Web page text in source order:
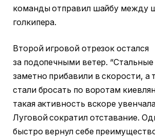
команды отправил шайбу между
голкипера.
Второй игровой отрезок остался
за подопечными ветер. “Стальные
заметно прибавили в скорости, а
стали бросать по воротам
такая активность вскоре
Луговой сократил отставание.
быстро вернул себе